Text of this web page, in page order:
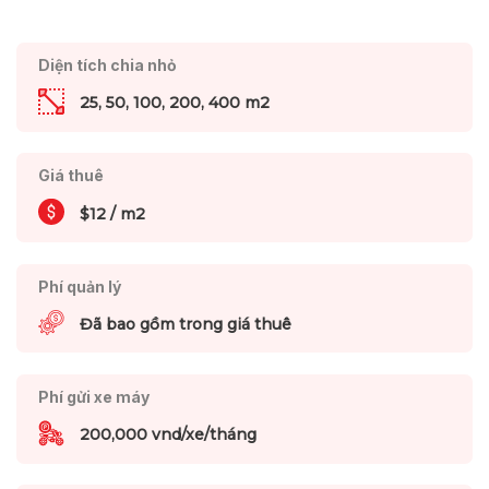
Diện tích chia nhỏ
25, 50, 100, 200, 400 m2
Giá thuê
$12 / m2
Phí quản lý
Đã bao gồm trong giá thuê
Phí gửi xe máy
200,000 vnd/xe/tháng